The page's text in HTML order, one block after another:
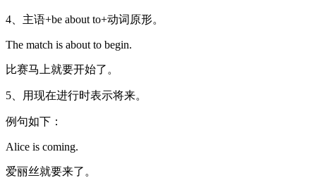
4、主语+be about to+动词原形。
The match is about to begin.
比赛马上就要开始了。
5、用现在进行时表示将来。
例句如下：
Alice is coming.
爱丽丝就要来了。